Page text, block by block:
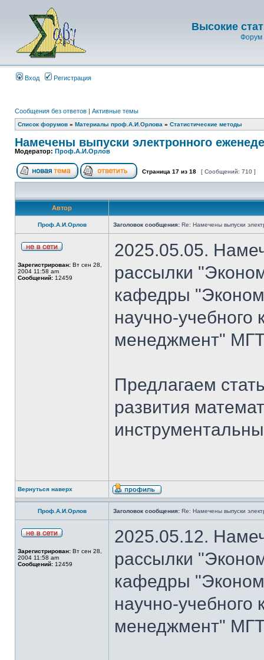
Высокие
Форум
Вход Регистрация
Сообщения без ответов | Активные темы
Список форумов » Материалы проф.А.И.Орлова » Статистические методы
Намечены выпуски электронного
Модератор: Проф.А.И.Орлов
Страница 17 из 18 [ Сообщений: 710 ]
Автор
Проф.А.И.Орлов Заголовок сообщения: Re: Намечены выпуски
Зарегистрирован: Вт сен 28,
2004 11:58 am
Сообщений: 12459
2025.05.05.
рассылки
кафедры
научно-
менеджмент"
Предлагаем
развития
Вернуться наверх
Проф.А.И.Орлов Заголовок сообщения: Re: Намечены выпуски
Зарегистрирован: Вт сен 28,
2004 11:58 am
Сообщений: 12459
2025.05.12.
рассылки
кафедры
научно-
менеджмент"